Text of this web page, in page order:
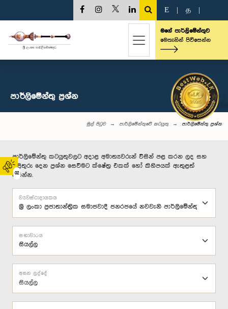
02
E த
මගේ පාර්ලිමේන්තුව
මෙතැනින් පිවිසෙන්න
පාර්ලි‌මේන්තු‌ ප්‍රශ්න
මුල් පිටුව පාර්ලිමේන්තුවේ කටයුතු පාර්ලි‌මේන්තු‌ ප්‍රශ්න
පාර්ලිමේන්තු කටයුතුවලට අදාළ අමාත්‍යවරුන් විසින් පළ කරන ලද සහ
පිළිතුරු දෙන ප්‍රශ්න සෙවීමට ක්ෂේත්‍ර එකක් හෝ කිහිපයක් ඇතුළත්
කරන්න.
ව්‍යවස්ථාදායකය
සභාවාරය
සියල්ල
අසන ලද්දේ